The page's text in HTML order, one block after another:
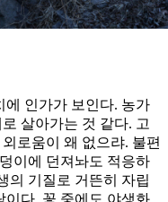
에 인가가 보인다. 농가
살아가는 것 같다. 고
로움이 왜 없으랴. 불편
이에 던져놔도 적응하
의 기질로 거뜬히 자립